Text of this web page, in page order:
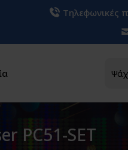
Τηλεφωνικές
PC51-SET